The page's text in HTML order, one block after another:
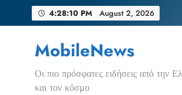
4:28:10 PM August 2, 2026
MobileNews
Οι πιο πρόσφατες ειδήσεις από την
και τον κόσμο